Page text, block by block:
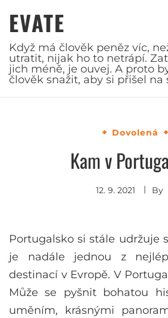
EVATE
Když má člověk peněz víc,
utratit, nijak ho to netrápí.
jich méně, je ouvej. A proto
člověk snažit, aby si přišel na
Dovolená
Kam v
12. 9. 2021 By
Portugalsko si stále udržuje
je nadále jednou z
destinací v Evropě. V
Může se pyšnit bohatou
uměním, krásnými